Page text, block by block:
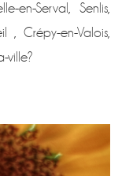
en-Serval, Senlis,
, Crépy-en-Valois,
ville?